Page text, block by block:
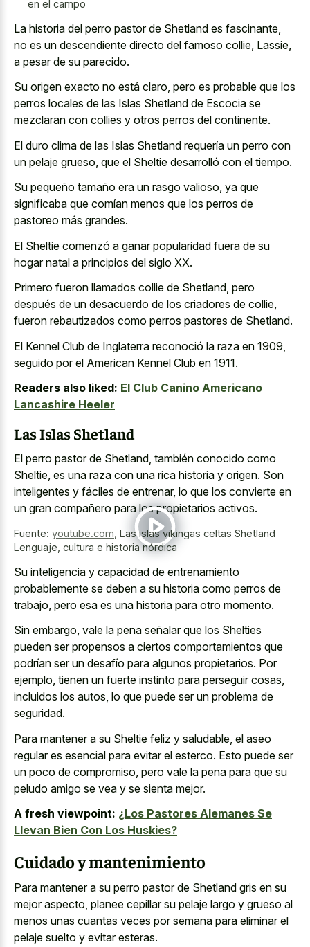
en el campo
La historia del perro pastor de Shetland es fascinante,
no es un descendiente directo del famoso collie, Lassie,
a pesar de su parecido.
Su origen exacto no está claro, pero es probable que los
perros locales de las Islas Shetland de Escocia se
mezclaran con collies y otros perros del continente.
El duro clima de las Islas Shetland requería un perro con
un pelaje grueso, que el Sheltie desarrolló con el tiempo.
Su pequeño tamaño era un rasgo valioso, ya que
significaba que comían menos que los perros de
pastoreo más grandes.
El Sheltie comenzó a ganar popularidad fuera de su
hogar natal a principios del siglo XX.
Primero fueron llamados collie de Shetland, pero
después de un desacuerdo de los criadores de collie,
fueron rebautizados como perros pastores de Shetland.
El Kennel Club de Inglaterra reconoció la raza en 1909,
seguido por el American Kennel Club en 1911.
Readers also liked: El Club Canino Americano
Lancashire Heeler
Las Islas Shetland
El perro pastor de Shetland, también conocido como
Sheltie, es una raza con una rica historia y origen. Son
inteligentes y fáciles de entrenar, lo que los convierte en
un gran compañero para los propietarios activos.
Fuente: youtube.com, Las islas vikingas celtas Shetland
Lenguaje, cultura e historia nórdica
Su inteligencia y capacidad de entrenamiento
probablemente se deben a su historia como perros de
trabajo, pero esa es una historia para otro momento.
Sin embargo, vale la pena señalar que los Shelties
pueden ser propensos a ciertos comportamientos que
podrían ser un desafío para algunos propietarios. Por
ejemplo, tienen un fuerte instinto para perseguir cosas,
incluidos los autos, lo que puede ser un problema de
seguridad.
Para mantener a su Sheltie feliz y saludable, el aseo
regular es esencial para evitar el esterco. Esto puede ser
un poco de compromiso, pero vale la pena para que su
peludo amigo se vea y se sienta mejor.
A fresh viewpoint: ¿Los Pastores Alemanes Se
Llevan Bien Con Los Huskies?
Cuidado y mantenimiento
Para mantener a su perro pastor de Shetland gris en su
mejor aspecto, planee cepillar su pelaje largo y grueso al
menos unas cuantas veces por semana para eliminar el
pelaje suelto y evitar esteras.